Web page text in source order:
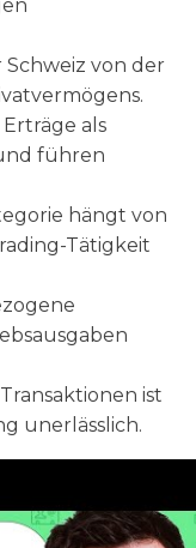
von der
als
führen
hängt von
Tätigkeit
ist
unerlässlich.